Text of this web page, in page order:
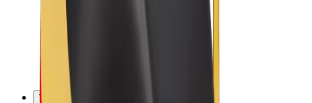
Bolt Drive
Bolt for Business
E-kola
Bolt Plus
Vydělávejte s Boltem